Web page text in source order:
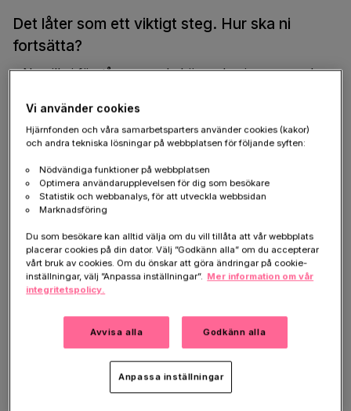
Det låter som ett viktigt steg. Hur ska ni
fortsätta?
– Nu vill vi förstå mer av de här mekanismerna och
försök på isolerade nervceller har vi också kunnat
blockera spridningsvägarna, vilket är väldigt lovande.
Nu ska vi se om vi kan upprepa framgången i försök
på möss.
Skulle det kunna leda till en ny bromsmedicin
– Ja, om våra försök lyckas kan det på sikt ge oss ett
läkemedel som hindrar Alzheimers sjukdom från att
sprida sig i hjärnan. Dessutom hoppas jag att våra
Vad har Hjärnfondens stöd betytt för er?
Vi använder cookies
Hjärnfonden och våra samarbetsparters använder cookies (kakor)
och andra tekniska lösningar på webbplatsen för följande syften:
Nödvändiga funktioner på webbplatsen
Optimera användarupplevelsen för dig som besökare
Statistik och webbanalys, för att utveckla webbsidan
Marknadsföring
Du som besökare kan alltid välja om du vill tillåta att vår webbplats
placerar cookies på din dator. Välj ”Godkänn alla” om du accepterar
vårt bruk av cookies. Om du önskar att göra ändringar på cookie-
inställningar, välj ”Anpassa inställningar”. Mer information om vår
integritetspolicy.
Avvisa alla Godkänn alla
Anpassa inställningar